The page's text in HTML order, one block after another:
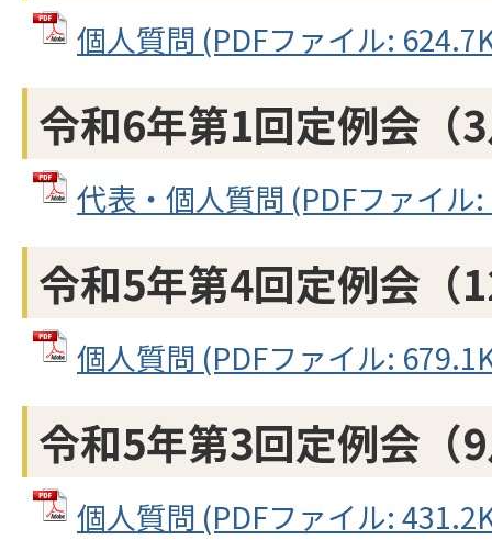
個人質問 (PDFファイル:
令和6年第1回定例会（
代表・個人質問 (PDFファイル
令和5年第4回定例会（
個人質問 (PDFファイル:
令和5年第3回定例会（
個人質問 (PDFファイル: